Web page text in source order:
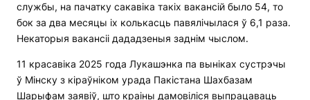
службы, на пачатку сакавіка такіх вакансій было 54, то
бок за два месяцы іх колькасць павялічылася ў 6,1 раза.
Некаторыя вакансіі дададзеныя заднім чыслом.
11 красавіка 2025 года Лукашэнка па выніках сустрэчы
ў Мінску з кіраўніком урада Пакістана Шахбазам
Шарыфам заявіў, што краіны дамовіліся выпрацаваць